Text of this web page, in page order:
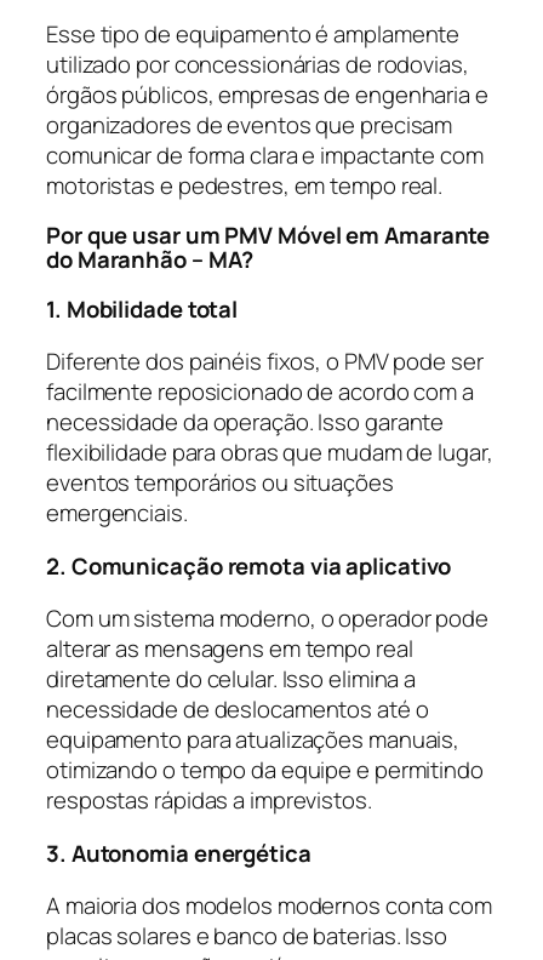
Esse tipo de equipamento é amplamente
utilizado por concessionárias de rodovias,
órgãos públicos, empresas de engenharia e
organizadores de eventos que precisam
comunicar de forma clara e impactante com
motoristas e pedestres, em tempo real.
Por que usar um PMV Móvel em Amarante
do Maranhão – MA?
1. Mobilidade total
Diferente dos painéis fixos, o PMV pode ser
facilmente reposicionado de acordo com a
necessidade da operação. Isso garante
flexibilidade para obras que mudam de lugar,
eventos temporários ou situações
emergenciais.
2. Comunicação remota via aplicativo
Com um sistema moderno, o operador pode
alterar as mensagens em tempo real
diretamente do celular. Isso elimina a
necessidade de deslocamentos até o
equipamento para atualizações manuais,
otimizando o tempo da equipe e permitindo
respostas rápidas a imprevistos.
3. Autonomia energética
A maioria dos modelos modernos conta com
placas solares e banco de baterias. Isso